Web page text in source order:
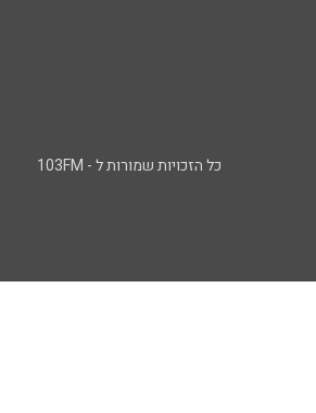
כל הזכויות שמורות ל - 103FM